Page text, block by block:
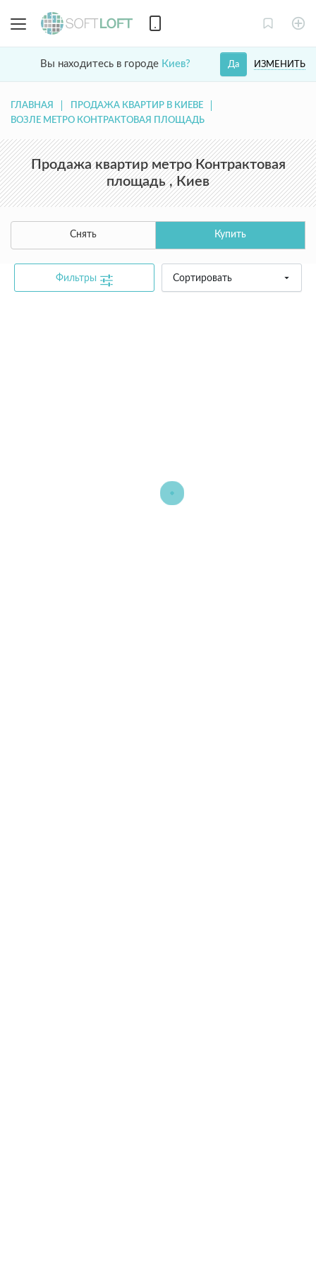
Вы находитесь в городе Киев? ИЗМЕНИТЬ
Да
ГЛАВНАЯ
ПРОДАЖА КВАРТИР В КИЕВЕ
ВОЗЛЕ МЕТРО КОНТРАКТОВАЯ ПЛОЩАДЬ
Продажа квартир метро Контрактовая
площадь , Киев
Снять Купить
Фильтры Сортировать